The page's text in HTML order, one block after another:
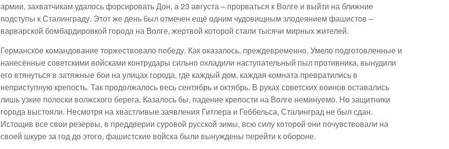
армии, захватчикам удалось форсировать Дон, а 23 августа – прорваться к Волге и выйти на ближние
подступы к Сталинграду. Этот же день был отмечен ещё одним чудовищным злодеянием фашистов –
варварской бомбардировкой города на Волге, жертвой которой стали тысячи мирных жителей.
Германское командование торжествовало победу. Как оказалось, преждевременно. Умело подготовленные и
нанесённые советскими войсками контрудары сильно охладили наступательный пыл противника, вынудили
его втянуться в затяжные бои на улицах города, где каждый дом, каждая комната превратились в
неприступную крепость. Так продолжалось весь сентябрь и октябрь. В руках советских воинов оставались
лишь узкие полоски волжского берега. Казалось бы, падение крепости на Волге неминуемо. Но защитники
города выстояли. Несмотря на хвастливые заявления Гитлера и Геббельса, Сталинград не был сдан.
Истощив все свои резервы, в преддверии суровой русской зимы, всю силу которой они почувствовали на
своей шкуре за год до этого, фашистские войска были вынуждены перейти к обороне.